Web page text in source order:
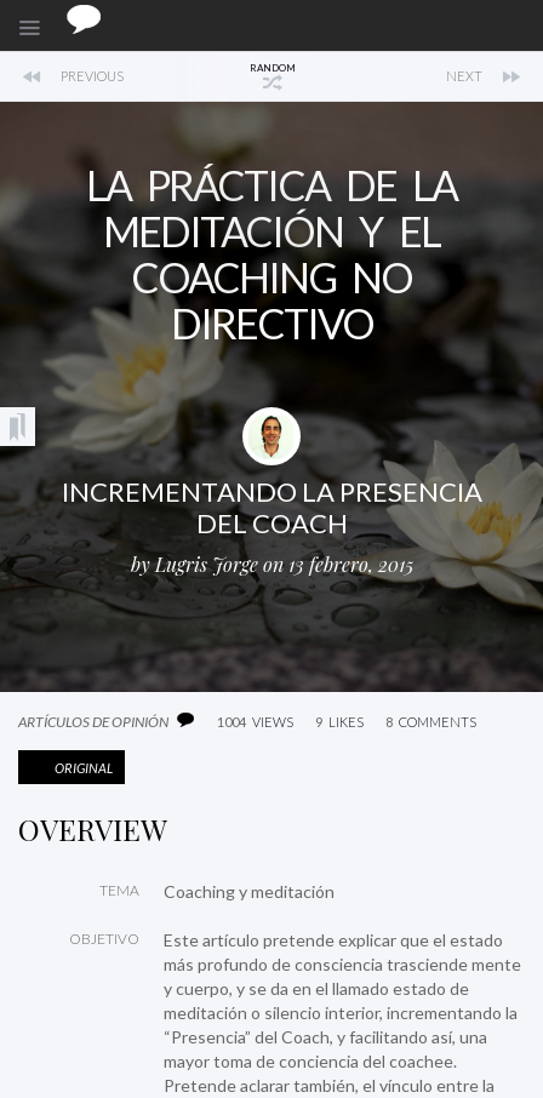
PREVIOUS RANDOM NEXT
LA PRÁCTICA DE LA
MEDITACIÓN Y EL
COACHING NO
DIRECTIVO
INCREMENTANDO LA PRESENCIA
DEL COACH
byLugris Jorgeon 13 febrero, 2015
ARTÍCULOS DE OPINIÓN 1004 VIEWS 9 LIKES 8 COMMENTS
ORIGINAL
OVERVIEW
TEMA Coaching y meditación
OBJETIVO
Este artículo pretende explicar que el estado
más profundo de consciencia trasciende mente
y cuerpo, y se da en el llamado estado de
meditación o silencio interior, incrementando la
“Presencia” del Coach, y facilitando así, una
mayor toma de conciencia del coachee.
Pretende aclarar también, el vínculo entre la